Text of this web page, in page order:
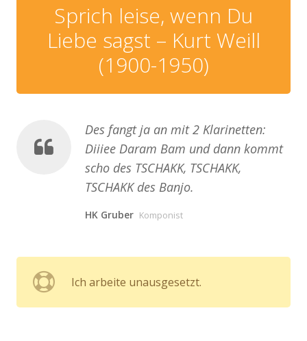
Sprich leise, wenn Du
Liebe sagst – Kurt Weill
(1900-1950)
Des fangt ja an mit 2 Klarinetten:
Diiiee Daram Bam und dann kommt
scho des TSCHAKK, TSCHAKK,
TSCHAKK des Banjo.
HK Gruber Komponist
Ich arbeite unausgesetzt.